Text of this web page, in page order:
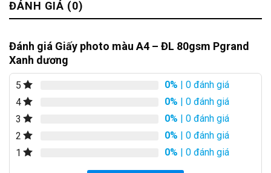
ĐÁNH GIÁ (0)
Đánh giá Giấy photo màu A4 – ĐL 80gsm Pgrand
Xanh dương
5 0% | 0 đánh giá
4
0% | 0 đánh giá
3
0% | 0 đánh giá
2
0% | 0 đánh giá
1
0% | 0 đánh giá